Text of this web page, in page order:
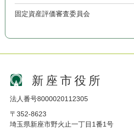
固定資産評価審査委員会
新座市役所
法人番号8000020112305
〒352-8623
埼玉県新座市野火止一丁目1番1号